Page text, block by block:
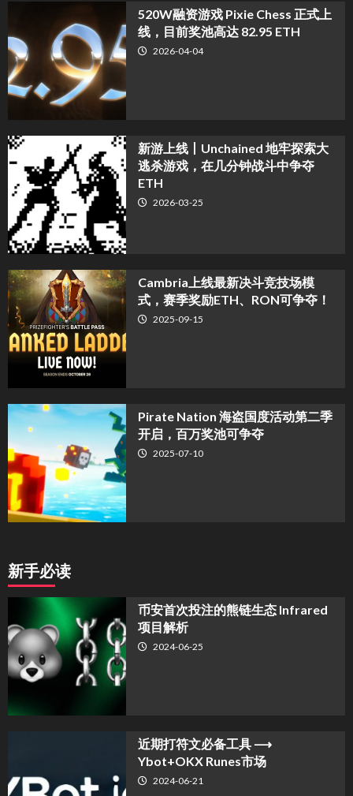
520W融资游戏 Pixie Chess 正式上
线，目前奖池高达 82.95 ETH
2026-04-04
新游上线丨Unchained 地牢探索大
逃杀游戏，在几分钟战斗中争夺
ETH
2026-03-25
Cambria上线最新决斗竞技场模
式，赛季奖励ETH、RON可争夺！
2025-09-15
Pirate Nation 海盗国度活动第二季
开启，百万奖池可争夺
2025-07-10
新手必读
币安首次投注的熊链生态 Infrared
项目解析
2024-06-25
近期打符文必备工具 ⟶
Ybot+OKX Runes市场
2024-06-21